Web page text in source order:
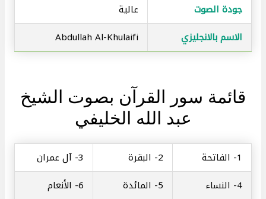
جودة الصوت
عالية
الاسم بالانجليزي
Abdullah Al-Khulaifi
قائمة سور القرآن بصوت الشيخ
عبد الله الخليفي
1- الفاتحة 2- البقرة 3- آل عمران
4- النساء 5- المائدة 6- الأنعام